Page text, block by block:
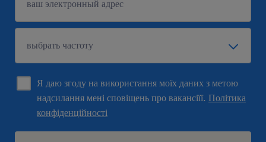
Я даю згоду на використання моїх даних з метою
надсилання мені сповіщень про вакансіїї. Політика
конфіденційності